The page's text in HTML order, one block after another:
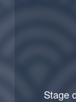
Stage